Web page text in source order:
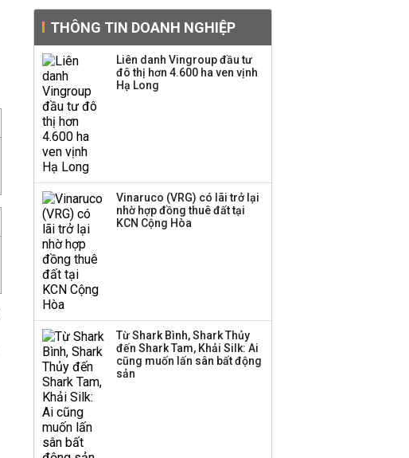
Kinh Bắc dự kiến cho
thuê tối thiểu 100 ha
đất công nghiệp trong
doanh nghiệp Mỹ
Keppel ký thỏa thuận
Sacombank phát hành
ba đợt trái phiếu thu về
hơn 3.600 tỷ, lãi suất
trả lên tới 10%/năm
THÔNG TIN DOANH NGHIỆP
Liên danh Vingroup đầu tư
đô thị hơn 4.600 ha ven vịnh
Hạ Long
Vinaruco (VRG) có lãi trở lại
nhờ hợp đồng thuê đất tại
KCN Cộng Hòa
Từ Shark Bình, Shark Thủy
đến Shark Tam, Khải Silk: Ai
cũng muốn lấn sân bất động
sản